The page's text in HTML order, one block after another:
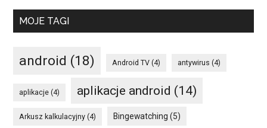
MOJE TAGI
android (18) Android TV (4) antywirus (4)
aplikacje (4) aplikacje android (14)
Arkusz kalkulacyjny (4) Bingewatching (5)